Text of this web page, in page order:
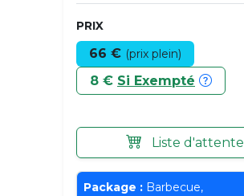
PRIX
66 € (prix plein)
8 € Si Exempté
Liste d'attente
Package : Barbecue,